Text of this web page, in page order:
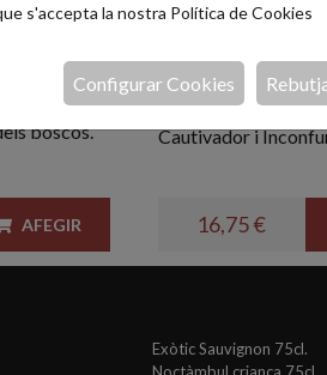
i finor.
boscos.
AFEGIR
Manolo
Ed. Limitada
Cautivador i
16,75 €
Exòtic Sauvignon 75cl.
s'accepta la nostra Política de Cookies
Configurar Cookies